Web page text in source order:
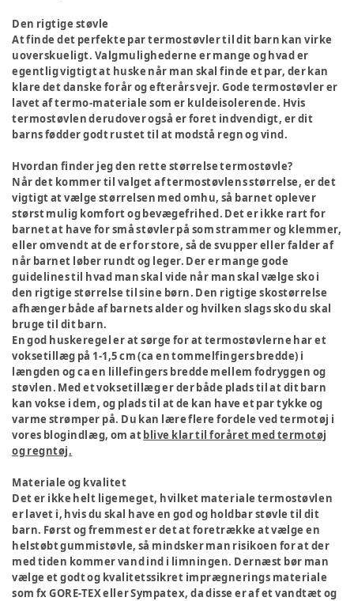
Den rigtige støvle
At finde det perfekte par termostøvler til dit barn kan virke
uoverskueligt. Valgmulighederne er mange og hvad er
egentlig vigtigt at huske når man skal finde et par, der kan
klare det danske forår og efterårs vejr. Gode termostøvler er
lavet af termo-materiale som er kuldeisolerende. Hvis
termostøvlen derudover også er foret indvendigt, er dit
barns fødder godt rustet til at modstå regn og vind.
Hvordan finder jeg den rette størrelse termostøvle?
Når det kommer til valget af termostøvlens størrelse, er det
vigtigt at vælge størrelsen med omhu, så barnet oplever
størst mulig komfort og bevægefrihed. Det er ikke rart for
barnet at have for små støvler på som strammer og klemmer,
eller omvendt at de er for store, så de svupper eller falder af
når barnet løber rundt og leger. Der er mange gode
guidelines til hvad man skal vide når man skal vælge sko i
den rigtige størrelse til sine børn. Den rigtige skostørrelse
afhænger både af barnets alder og hvilken slags sko du skal
bruge til dit barn.
En god huskeregel er at sørge for at termostøvlerne har et
voksetillæg på 1-1,5 cm (ca en tommelfingers bredde) i
længden og ca en lillefingers bredde mellem fodryggen og
støvlen. Med et voksetillæg er der både plads til at dit barn
kan vokse i dem, og plads til at de kan have et par tykke og
varme strømper på. Du kan lære flere fordele ved termotøj i
vores blogindlæg, om atblive klar til foråret med termotøj
og regntøj.
Materiale og kvalitet
Det er ikke helt ligemeget, hvilket materiale termostøvlen
er lavet i, hvis du skal have en god og holdbar støvle til dit
barn. Først og fremmest er det at foretrække at vælge en
helstøbt gummistøvle, så mindsker man risikoen for at der
med tiden kommer vand ind i limningen. Dernæst bør man
vælge et godt og kvalitetssikret imprægnerings materiale
som fx GORE-TEX eller Sympatex, da disse er af et vandtæt og